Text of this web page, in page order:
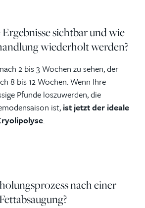
sichtbar und wie
wiederholt werden?
2 bis 3 Wochen zu sehen, der
8 bis 12 Wochen. Wenn Ihre
Pfunde loszuwerden, die
ist, ist jetzt der ideale
.
nach einer